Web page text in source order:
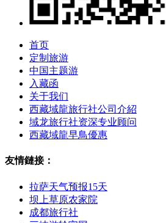
首页
定制旅游
中国主题游
入藏函
关于我们
西藏域龍旅行社公司介紹
域龙旅行社资深专业顾问
西藏域龍早鳥優惠
友情鏈接：
拉萨天气预报15天
坝上草原农家院
成都旅行社